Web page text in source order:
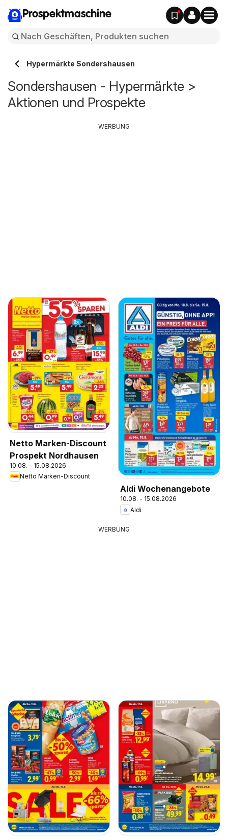
Prospektmaschine
Hypermärkte Sondershausen
Sondershausen - Hypermärkte >
Aktionen und Prospekte
Netto Marken-Discount
Prospekt Nordhausen
10.08. - 15.08.2026
Netto Marken-Discount
Aldi Wochenangebote
10.08. - 15.08.2026
Aldi
WERBUNG
WERBUNG